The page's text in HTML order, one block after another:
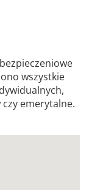
wszystkie
emerytalne.